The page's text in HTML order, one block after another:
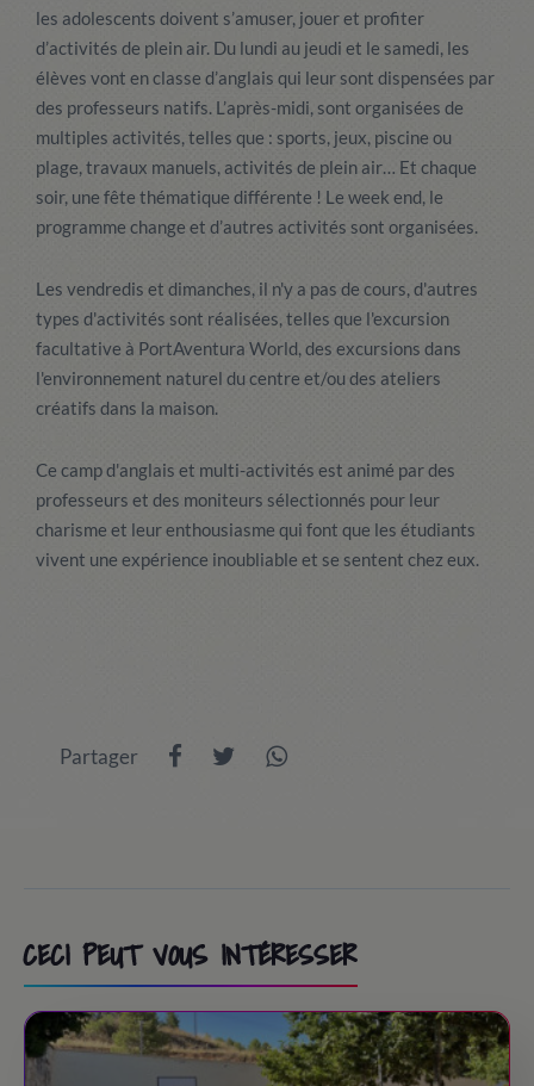
les adolescents doivent s’amuser, jouer et profiter
d’activités de plein air. Du lundi au jeudi et le samedi, les
élèves vont en classe d’anglais qui leur sont dispensées par
des professeurs natifs. L’après-midi, sont organisées de
multiples activités, telles que : sports, jeux, piscine ou
plage, travaux manuels, activités de plein air… Et chaque
soir, une fête thématique différente ! Le week end, le
programme change et d’autres activités sont organisées.
Les vendredis et dimanches, il n'y a pas de cours, d'autres
types d'activités sont réalisées, telles que l'excursion
facultative à PortAventura World, des excursions dans
l'environnement naturel du centre et/ou des ateliers
créatifs dans la maison.
Ce camp d'anglais et multi-activités est animé par des
professeurs et des moniteurs sélectionnés pour leur
charisme et leur enthousiasme qui font que les étudiants
vivent une expérience inoubliable et se sentent chez eux.
Partager
CECI PEUT VOUS INTÉRESSER